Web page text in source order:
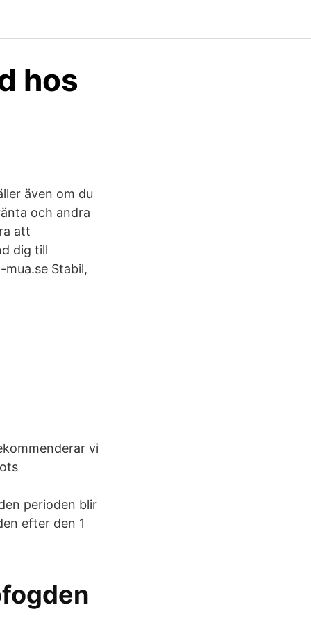
hos
även om du
och andra
att
dig till
Stabil,
vi
perioden blir
efter den 1